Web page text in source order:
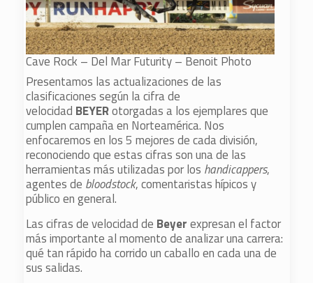
Cave Rock – Del Mar Futurity – Benoit Photo
Presentamos las actualizaciones de las
clasificaciones según la cifra de
velocidad BEYERotorgadas a los ejemplares que
cumplen campaña en Norteamérica. Nos
enfocaremos en los 5 mejores de cada división,
reconociendo que estas cifras son una de las
herramientas más utilizadas por los handicappers,
agentes de bloodstock, comentaristas hípicos y
público en general.
Las cifras de velocidad de Beyerexpresan el factor
más importante al momento de analizar una carrera:
qué tan rápido ha corrido un caballo en cada una de
sus salidas.